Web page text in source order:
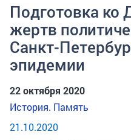
Подготовка ко
жертв
Санкт-
эпидемии
22 октября 2020
История. Память
21.10.2020